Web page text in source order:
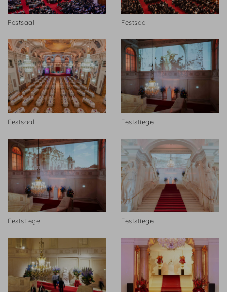
Festsaal Festsaal
Festsaal Feststiege
Feststiege Feststiege